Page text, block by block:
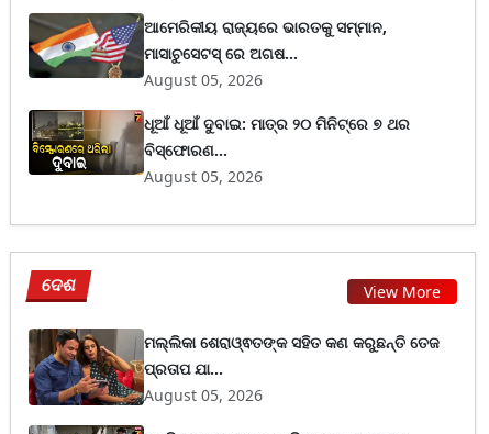
ଆମେରିକୀୟ ରାଜ୍ୟରେ ଭାରତକୁ ସମ୍ମାନ,
ମାସାଚୁସେଟସ୍ ରେ ଅଗଷ...
August 05, 2026
ଧୂଆଁ ଧୂଆଁ ଦୁବାଇ: ମାତ୍ର ୨୦ ମିନିଟ୍‌ରେ ୭ ଥର
ବିସ୍ଫୋରଣ...
August 05, 2026
ଦେଶ View More
ମଲ୍ଲିକା ଶେରାଓ୍ଵତଙ୍କ ସହିତ କଣ କରୁଛନ୍ତି ତେଜ
ପ୍ରତାପ ଯା...
August 05, 2026